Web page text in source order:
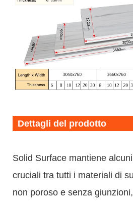
Dettagli del prodotto
Solid Surface mantiene
cruciali tra tutti i materiali di
non poroso e senza